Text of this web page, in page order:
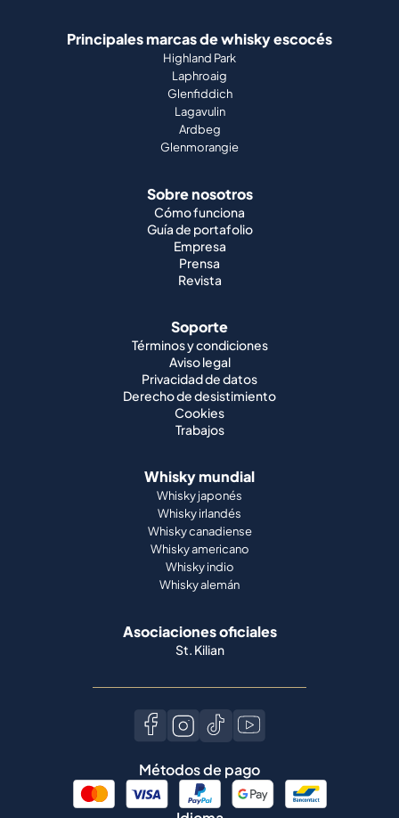
Principales marcas de whisky escocés
Highland Park
Laphroaig
Glenfiddich
Lagavulin
Ardbeg
Glenmorangie
Sobre nosotros
Cómo funciona
Guía de portafolio
Empresa
Prensa
Revista
Soporte
Términos y condiciones
Aviso legal
Privacidad de datos
Derecho de desistimiento
Cookies
Trabajos
Whisky mundial
Whisky japonés
Whisky irlandés
Whisky canadiense
Whisky americano
Whisky indio
Whisky alemán
Asociaciones oficiales
St. Kilian
Métodos de pago